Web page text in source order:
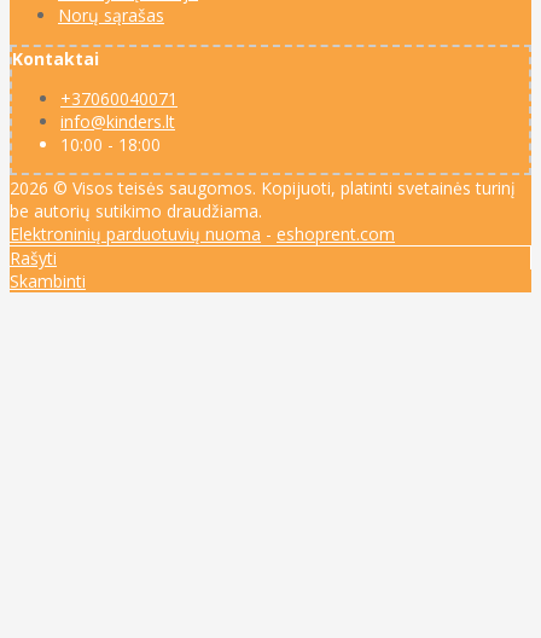
Norų sąrašas
Kontaktai
+37060040071
info@kinders.lt
10:00 - 18:00
2026 © Visos teisės saugomos. Kopijuoti, platinti svetainės turinį
be autorių sutikimo draudžiama.
Elektroninių parduotuvių nuoma - eshoprent.com
Rašyti
Skambinti